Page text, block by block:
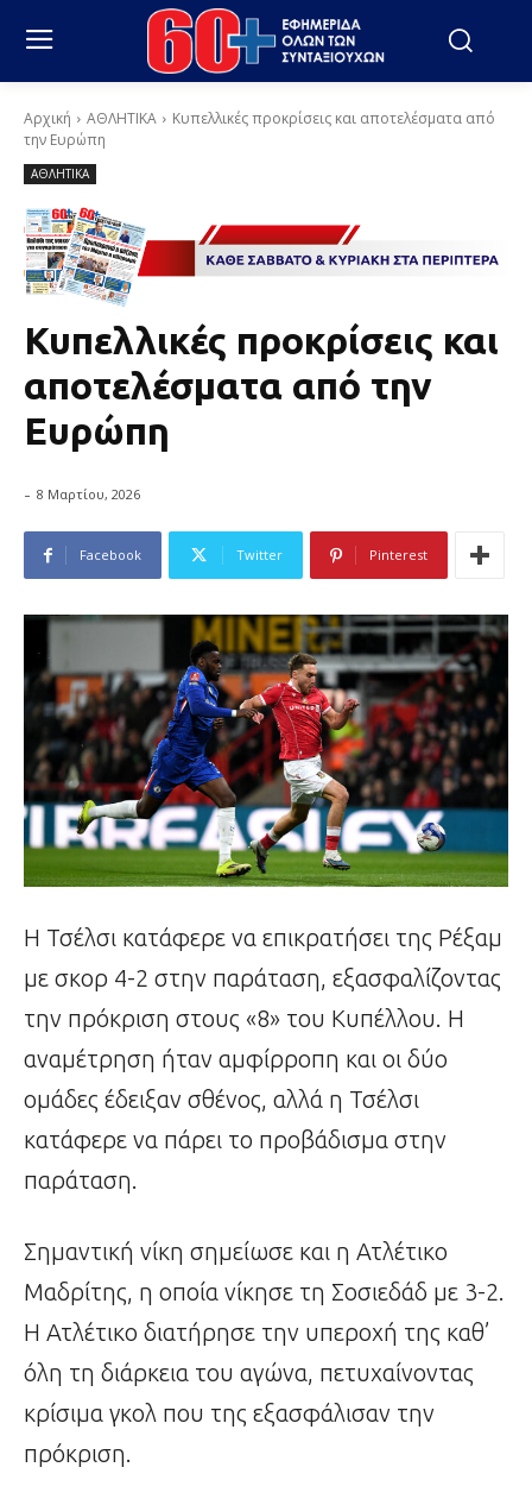
Αρχική ΑΘΛΗΤΙΚΑ
Κυπελλικές προκρίσεις και αποτελέσματα από
την Ευρώπη
ΑΘΛΗΤΙΚΑ
Κυπελλικές προκρίσεις και
αποτελέσματα από την
Ευρώπη
- 8 Μαρτίου, 2026
Facebook Twitter Pinterest
Η Τσέλσι κατάφερε να επικρατήσει της Ρέξαμ
με σκορ 4-2 στην παράταση, εξασφαλίζοντας
την πρόκριση στους «8» του Κυπέλλου. Η
αναμέτρηση ήταν αμφίρροπη και οι δύο
ομάδες έδειξαν σθένος, αλλά η Τσέλσι
κατάφερε να πάρει το προβάδισμα στην
παράταση.
Σημαντική νίκη σημείωσε και η Ατλέτικο
Μαδρίτης, η οποία νίκησε τη Σοσιεδάδ με 3-2.
Η Ατλέτικο διατήρησε την υπεροχή της καθ’
όλη τη διάρκεια του αγώνα, πετυχαίνοντας
κρίσιμα γκολ που της εξασφάλισαν την
πρόκριση.